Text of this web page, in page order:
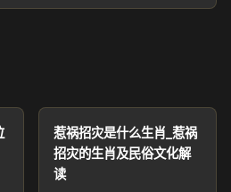
惹祸招灾是什么生肖_惹祸
招灾的生肖及民俗文化解
读